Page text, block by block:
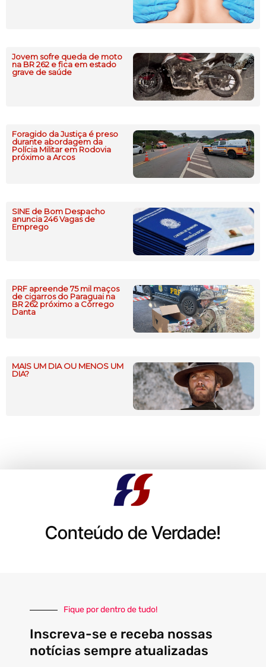
Jovem sofre queda de moto
na BR 262 e fica em estado
grave de saúde
Foragido da Justiça é preso
durante abordagem da
Polícia Militar em Rodovia
próximo a Arcos
SINE de Bom Despacho
anuncia 246 Vagas de
Emprego
PRF apreende 75 mil maços
de cigarros do Paraguai na
BR 262 próximo a Córrego
Danta
MAIS UM DIA OU MENOS UM
DIA?
Conteúdo de Verdade!
Fique por dentro de tudo!
Inscreva-se e receba nossas
notícias sempre atualizadas